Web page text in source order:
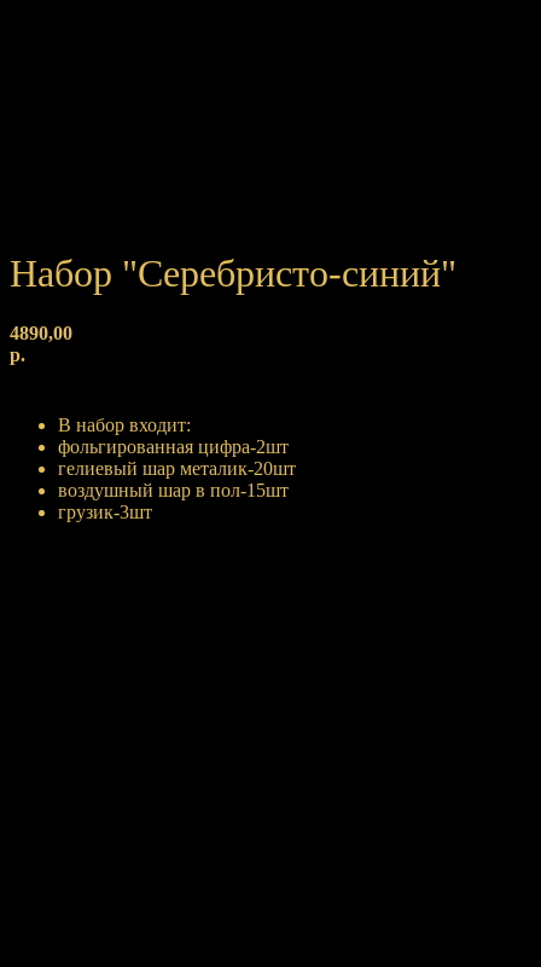
Набор "Серебристо-синий"
4890,00
р.
В набор входит:
фольгированная цифра-2шт
гелиевый шар металик-20шт
воздушный шар в пол-15шт
грузик-3шт